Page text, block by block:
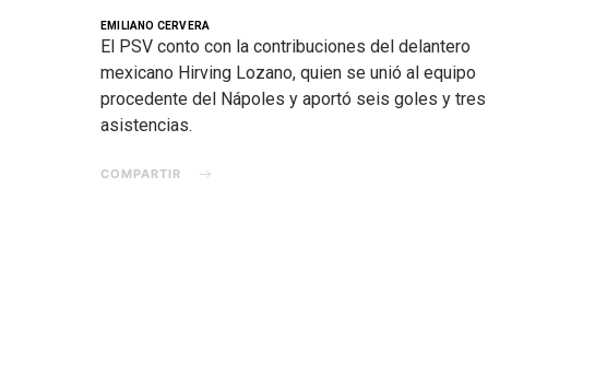
EMILIANO CERVERA
El PSV conto con la contribuciones del delantero
mexicano Hirving Lozano, quien se unió al equipo
procedente del Nápoles y aportó seis goles y tres
asistencias.
COMPARTIR